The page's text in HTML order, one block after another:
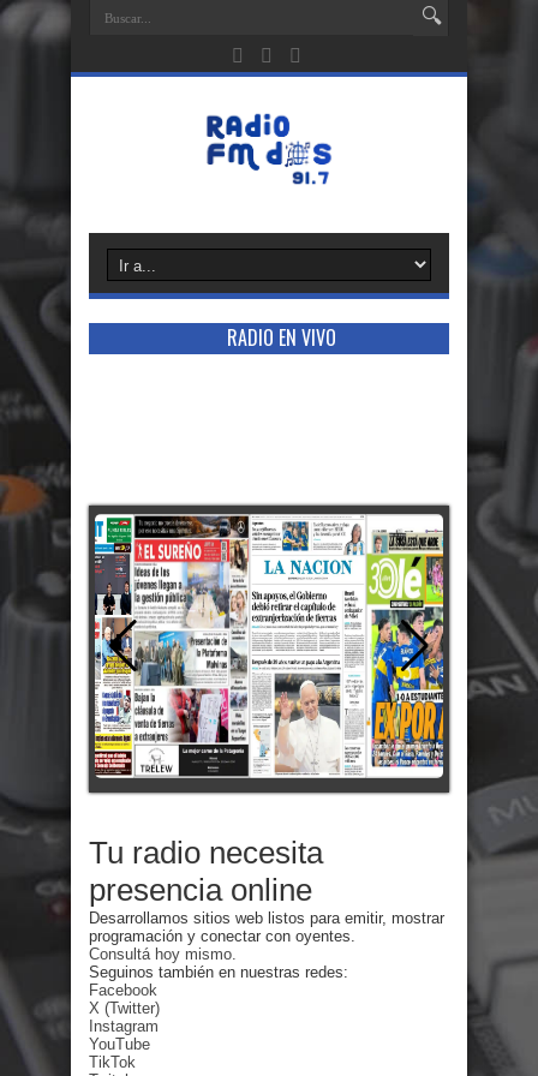
RADIO EN VIVO
Tu radio necesita
presencia online
Desarrollamos sitios web listos para emitir, mostrar
programación y conectar con oyentes.
Consultá hoy mismo.
Seguinos también en nuestras redes:
Facebook
X (Twitter)
Instagram
YouTube
TikTok